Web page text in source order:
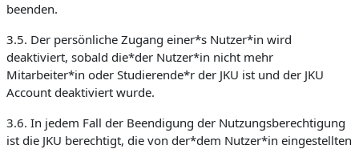
beenden.
3.5. Der persönliche Zugang einer*s Nutzer*in wird
deaktiviert, sobald die*der Nutzer*in nicht mehr
Mitarbeiter*in oder Studierende*r der JKU ist und der JKU
Account deaktiviert wurde.
3.6. In jedem Fall der Beendigung der Nutzungsberechtigung
ist die JKU berechtigt, die von der*dem Nutzer*in eingestellten